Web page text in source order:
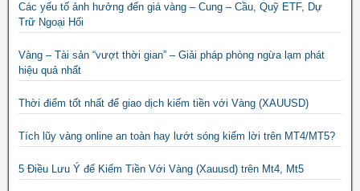
Các yếu tố ảnh hưởng đến giá vàng – Cung – Cầu, Quỹ ETF, Dự
Trữ Ngoại Hối
Vàng – Tài sản “vượt thời gian” – Giải pháp phòng ngừa lạm phát
hiệu quả nhất
Thời điểm tốt nhất để giao dịch kiếm tiền với Vàng (XAUUSD)
Tích lũy vàng online an toàn hay lướt sóng kiếm lời trên MT4/MT5?
5 Điều Lưu Ý để Kiếm Tiền Với Vàng (Xauusd) trên Mt4, Mt5